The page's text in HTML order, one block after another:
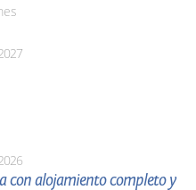
con alojamiento completo y